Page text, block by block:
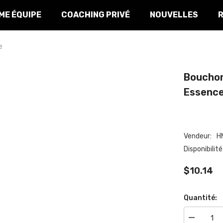
ÉQUIPE COACHING PRIVÉ NOUVELLES
Essence
Vendeur:
Disponibilité:
$10.14
Quantité: